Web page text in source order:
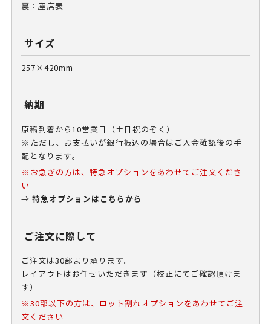
裏：座席表
サイズ
257×420mm
納期
原稿到着から10営業日（土日祝のぞく）
※ただし、お支払いが銀行振込の場合はご入金確認後の手
配となります。
※お急ぎの方は、特急オプションをあわせてご注文くださ
い
⇒ 特急オプションはこちらから
ご注文に際して
ご注文は30部より承ります。
レイアウトはお任せいただきます（校正にてご確認頂けま
す）
※30部以下の方は、ロット割れオプションをあわせてご注
文ください